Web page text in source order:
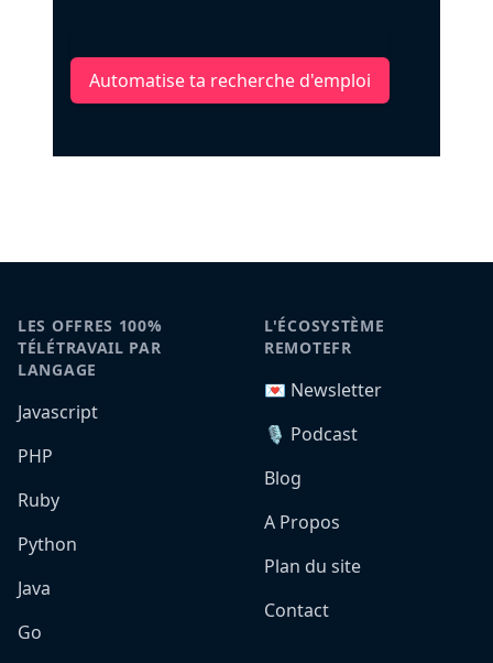
Automatise ta recherche d'emploi
LES OFFRES 100%
TÉLÉTRAVAIL PAR
LANGAGE
Javascript
PHP
Ruby
Python
Java
Go
L'ÉCOSYSTÈME
REMOTEFR
💌 Newsletter
🎙️ Podcast
Blog
A Propos
Plan du site
Contact